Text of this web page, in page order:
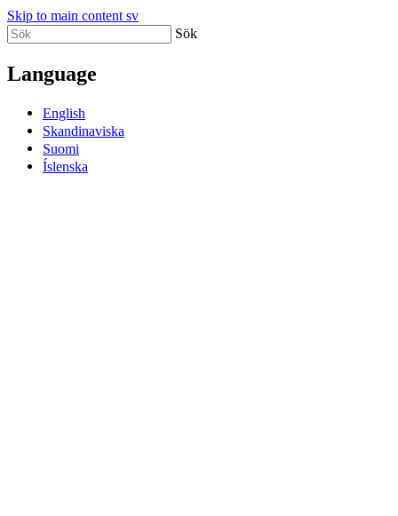
Skip to main content sv
Sök
Language
English
Skandinaviska
Suomi
Íslenska